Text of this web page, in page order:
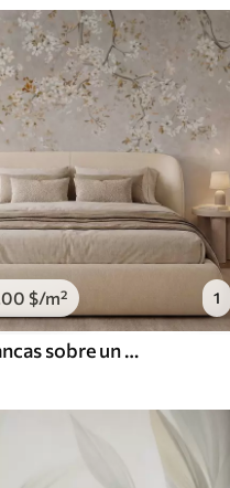
$/m² 1
Ramas con flores blancas sobre un fondo beige suave.